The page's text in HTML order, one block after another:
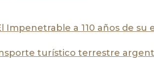
Impenetrable a 110 años de su
turístico terrestre